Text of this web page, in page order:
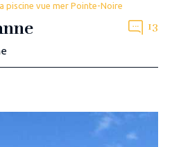
piscine vue mer Pointe-Noire
13